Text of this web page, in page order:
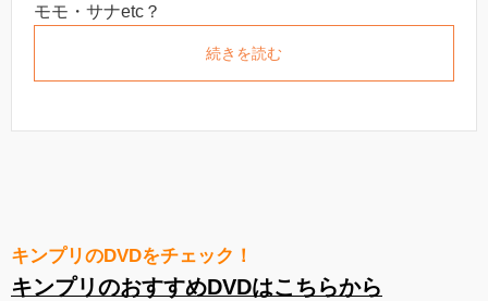
モモ・サナetc？
続きを読む
キンプリのDVDをチェック！
キンプリのおすすめDVDはこちらから